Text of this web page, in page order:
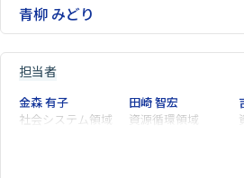
青柳 みどり
担当者
金森 有子
社会システム領域
田崎 智宏
資源循環領域